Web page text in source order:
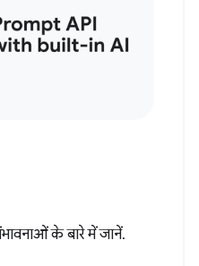
के बारे में जानें.